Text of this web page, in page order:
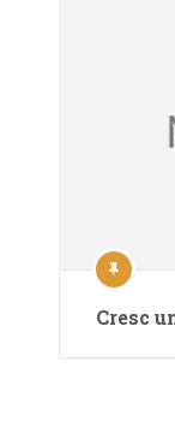
Cresc